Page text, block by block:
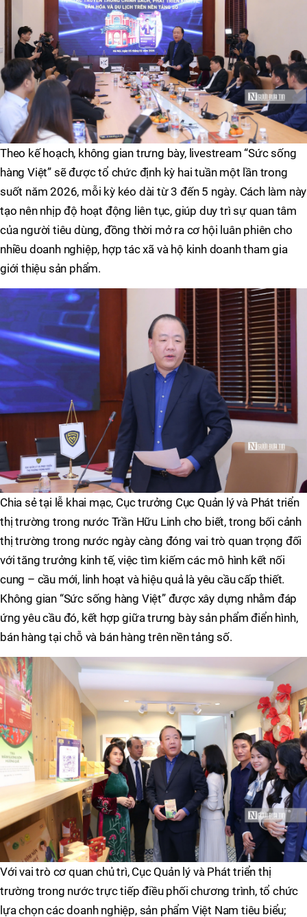
Theo kế hoạch, không gian trưng bày, livestream “Sức sống
hàng Việt” sẽ được tổ chức định kỳ hai tuần một lần trong
suốt năm 2026, mỗi kỳ kéo dài từ 3 đến 5 ngày. Cách làm này
tạo nên nhịp độ hoạt động liên tục, giúp duy trì sự quan tâm
của người tiêu dùng, đồng thời mở ra cơ hội luân phiên cho
nhiều doanh nghiệp, hợp tác xã và hộ kinh doanh tham gia
giới thiệu sản phẩm.
Chia sẻ tại lễ khai mạc, Cục trưởng Cục Quản lý và Phát triển
thị trường trong nước Trần Hữu Linh cho biết, trong bối cảnh
thị trường trong nước ngày càng đóng vai trò quan trọng đối
với tăng trưởng kinh tế, việc tìm kiếm các mô hình kết nối
cung – cầu mới, linh hoạt và hiệu quả là yêu cầu cấp thiết.
Không gian “Sức sống hàng Việt” được xây dựng nhằm đáp
ứng yêu cầu đó, kết hợp giữa trưng bày sản phẩm điển hình,
bán hàng tại chỗ và bán hàng trên nền tảng số.
Với vai trò cơ quan chủ trì, Cục Quản lý và Phát triển thị
trường trong nước trực tiếp điều phối chương trình, tổ chức
lựa chọn các doanh nghiệp, sản phẩm Việt Nam tiêu biểu;